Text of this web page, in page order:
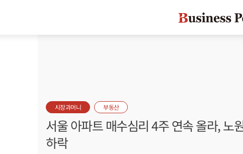
시장과머니 부동산
서울 아파트 매수심리 4주 연속 올라, 노
하락